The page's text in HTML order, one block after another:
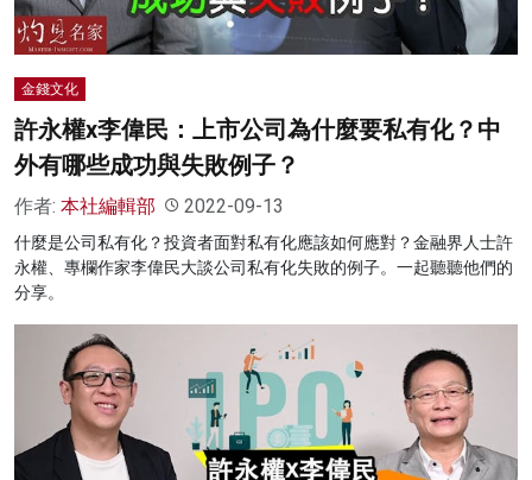
灼見活動
金錢文化
許永權x李偉民：上市公司為什麼要私有化？中
外有哪些成功與失敗例子？
作者: 本社編輯部 2022-09-13
什麼是公司私有化？投資者面對私有化應該如何應對？金融界人士許
永權、專欄作家李偉民大談公司私有化失敗的例子。一起聽聽他們的
分享。